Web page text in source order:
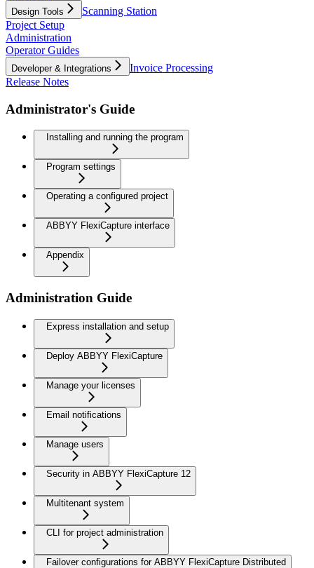
Design Tools
Scanning Station
Project Setup
Administration
Operator Guides
Developer & Integrations
Invoice Processing
Release Notes
Administrator's Guide
Installing and running the program
Program settings
Operating a configured project
ABBYY FlexiCapture interface
Appendix
Administration Guide
Express installation and setup
Deploy ABBYY FlexiCapture
Manage your licenses
Email notifications
Manage users
Security in ABBYY FlexiCapture 12
Multitenant system
CLI for project administration
Failover configurations for ABBYY FlexiCapture Distributed